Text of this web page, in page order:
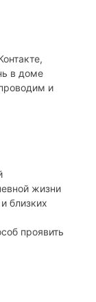
в доме
и
жизни
близких
проявить